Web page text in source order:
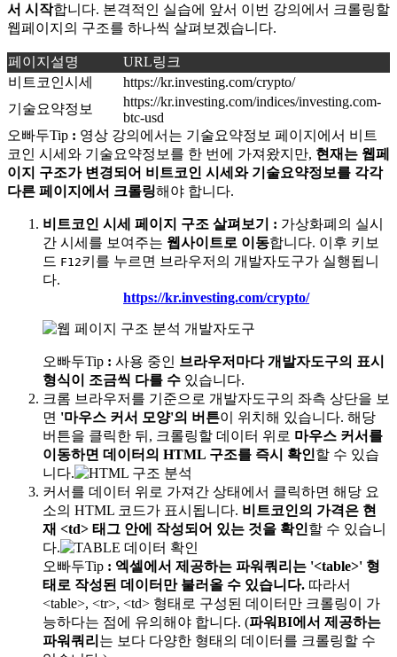
서 시작합니다. 본격적인 실습에 앞서 이번 강의에서 크롤링할
웹페이지의 구조를 하나씩 살펴보겠습니다.
페이지설명
URL링크
비트코인시세
https://kr.investing.com/crypto/
기술요약정보
https://kr.investing.com/indices/investing.com-
btc-usd
오빠두Tip : 영상 강의에서는 기술요약정보 페이지에서 비트
코인 시세와 기술요약정보를 한 번에 가져왔지만, 현재는 웹페
이지 구조가 변경되어 비트코인 시세와 기술요약정보를 각각
다른 페이지에서 크롤링해야 합니다.
비트코인 시세 페이지 구조 살펴보기 : 가상화폐의 실시
간 시세를 보여주는 웹사이트로 이동합니다. 이후 키보
드 F12키를 누르면 브라우저의 개발자도구가 실행됩니
다.
https://kr.investing.com/crypto/
오빠두Tip : 사용 중인 브라우저마다 개발자도구의 표시
형식이 조금씩 다를 수 있습니다.
크롬 브라우저를 기준으로 개발자도구의 좌측 상단을 보
면 '마우스 커서 모양'의 버튼이 위치해 있습니다. 해당
버튼을 클릭한 뒤, 크롤링할 데이터 위로 마우스 커서를
이동하면 데이터의 HTML 구조를 즉시 확인할 수 있습
니다.
커서를 데이터 위로 가져간 상태에서 클릭하면 해당 요
소의 HTML 코드가 표시됩니다. 비트코인의 가격은 현
재 <td> 태그 안에 작성되어 있는 것을 확인할 수 있습니
다.
오빠두Tip : 엑셀에서 제공하는 파워쿼리는 '<table>' 형
태로 작성된 데이터만 불러올 수 있습니다. 따라서
<table>, <tr>, <td> 형태로 구성된 데이터만 크롤링이 가
능하다는 점에 유의해야 합니다. (파워BI에서 제공하는
파워쿼리 는 보다 다양한 형태의 데이터를 크롤링할 수